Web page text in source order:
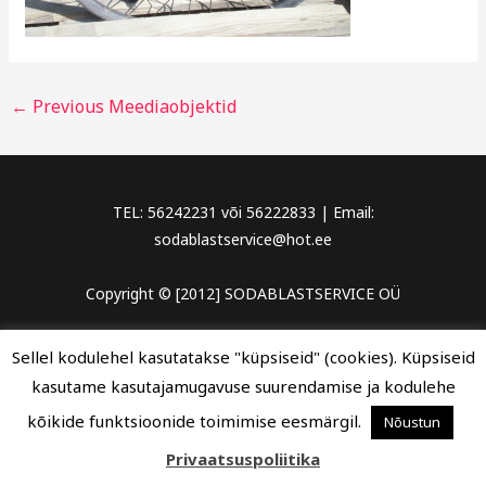
← Previous Meediaobjektid
TEL: 56242231 või 56222833 | Email:
sodablastservice@hot.ee
Copyright © [2012] SODABLASTSERVICE OÜ
Sellel kodulehel kasutatakse "küpsiseid" (cookies). Küpsiseid
kasutame kasutajamugavuse suurendamise ja kodulehe
kõikide funktsioonide toimimise eesmärgil.
Nõustun
Privaatsuspoliitika